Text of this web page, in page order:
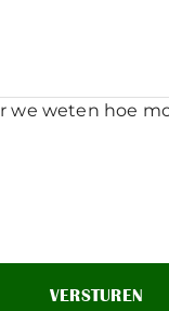
we weten hoe